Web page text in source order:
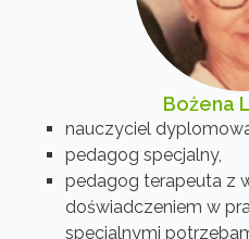
Bożena
nauczyciel
pedagog specjalny,
pedagog terapeuta z
doświadczeniem w
specjalnymi